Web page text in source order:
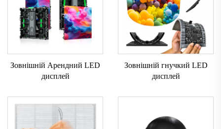
Зовнішній Арендний LED
дисплей
Зовнішній гнучкий LED
дисплей